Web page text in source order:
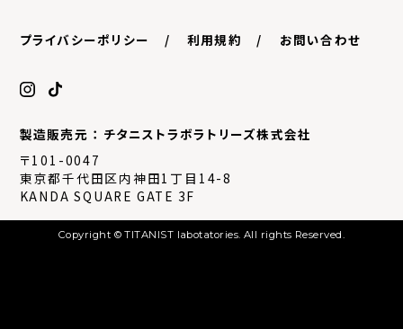
プライバシーポリシー 利用規約 お問い合わせ
製造販売元 ： チタニストラボラトリーズ株式会社
〒101-0047
東京都千代田区内神田1丁目14-8
KANDA SQUARE GATE 3F
Copyright © TITANIST labotatories. All rights Reserved.